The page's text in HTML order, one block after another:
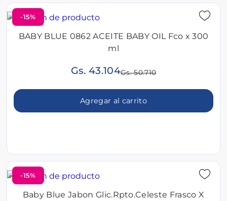
-15%
BABY BLUE 0862 ACEITE BABY OIL Fco x 300
ml
Gs. 43.104Gs. 50.710
Agregar al carrito
-15%
Baby Blue Jabon Glic.Rpto.Celeste Frasco X